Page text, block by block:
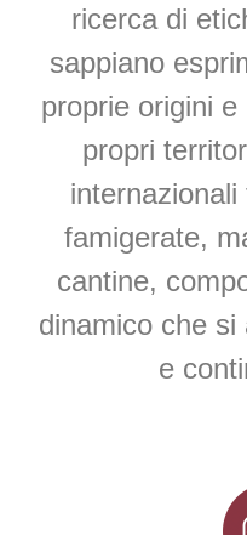
ricerca di
sappiano
proprie origini
propri
famigerate,
cantine,
dinamico che si
e